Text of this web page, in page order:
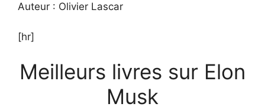
Auteur : Olivier Lascar
[hr]
Meilleurs livres sur Elon
Musk